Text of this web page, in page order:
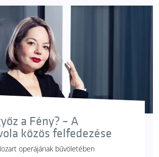
a Fény? – A
közös felfedezése
operájának bűvöletében